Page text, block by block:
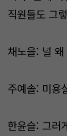
직원들도 그
채노을: 널 왜
주예솔: 미용
한윤슬: 그러